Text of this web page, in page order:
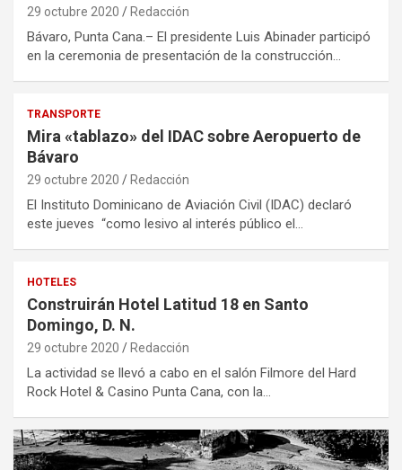
29 octubre 2020 Redacción
Bávaro, Punta Cana.– El presidente Luis Abinader participó
en la ceremonia de presentación de la construcción…
TRANSPORTE
Mira «tablazo» del IDAC sobre Aeropuerto de
Bávaro
29 octubre 2020 Redacción
El Instituto Dominicano de Aviación Civil (IDAC) declaró
este jueves “como lesivo al interés público el…
HOTELES
Construirán Hotel Latitud 18 en Santo
Domingo, D. N.
29 octubre 2020 Redacción
La actividad se llevó a cabo en el salón Filmore del Hard
Rock Hotel & Casino Punta Cana, con la…